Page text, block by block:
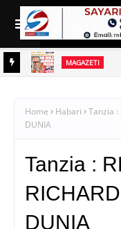
HABARI KUBWA
KITAIFA
Home Habari
Tanzia :
DUNIA
Tanzia :
DUNIA